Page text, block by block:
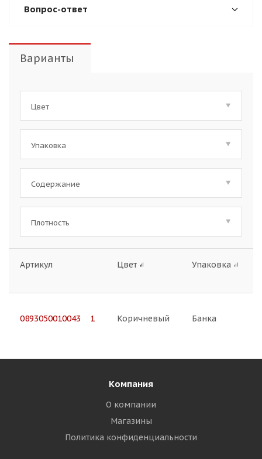
Вопрос-ответ
Варианты
Цвет
Упаковка
Содержание
Плотность
Артикул Цвет Упаковка
0893050010043 1 Коричневый Банка
Компания
О компании
Магазины
Политика конфиденциальности